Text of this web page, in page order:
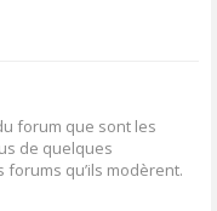
forum que sont les
de quelques
qu’ils modèrent.